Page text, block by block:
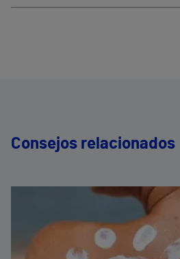
Consejos relacionados